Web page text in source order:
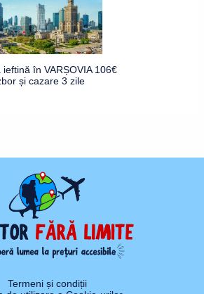
ieftină în VARȘOVIA 106€
și cazare 3 zile
Termeni și condiții